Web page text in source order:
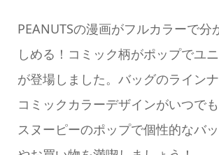
PEANUTSの漫画がフルカラーで分
しめる！コミック柄がポップでユ
が登場しました。バッグのライン
コミックカラーデザインがいつでも
スヌーピーのポップで個性的なバ